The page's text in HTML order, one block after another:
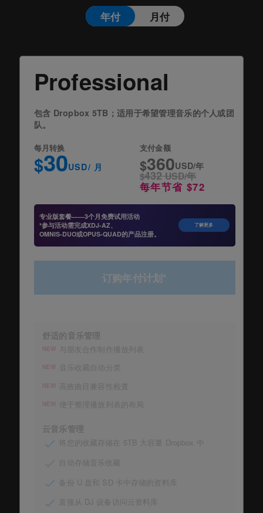
年付 月付
Professional
包含 Dropbox 5TB；适用于希望管理音乐的个人或团
队。
每月转换
$30USD/ 月
支付金额
$360USD/年
$432USD/年
每年节省 $72
专业版套餐——3个月免费试用活动
*参与活动需完成XDJ-AZ、
OMNIS-DUO或OPUS-QUAD的产品注册。
了解更多
订购年付计划*
舒适的音乐管理
NEW 与朋友合作制作播放列表
NEW 音乐收藏自动分类
NEW 高效曲目兼容性检查
NEW 便于整理播放列表的布局
云音乐管理
将您的收藏存储在 5TB 大容量 Dropbox 中
自动存储音乐收藏
备份 U 盘和 SD 卡中存储的资料库
直接从 DJ 设备访问云资料库